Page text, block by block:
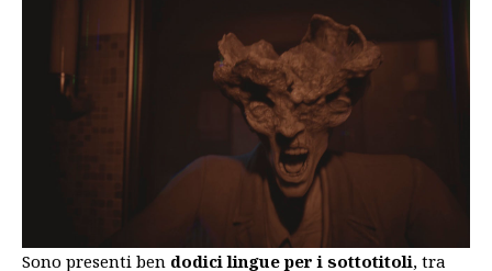
Sono presenti ben dodici lingue per i sottotitoli, tra